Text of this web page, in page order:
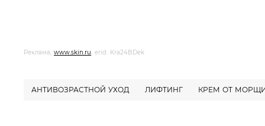
Реклама, www.skin.ru, erid: Kra24BDek
АНТИВОЗРАСТНОЙ УХОД ЛИФТИНГ КРЕМ ОТ